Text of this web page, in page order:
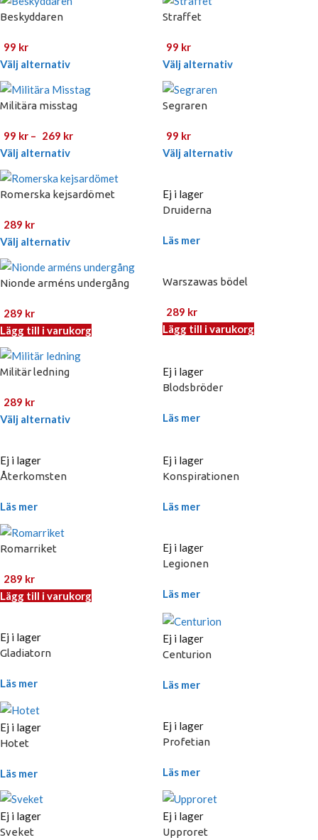
Beskyddaren
99 kr
Välj alternativ
Straffet
99 kr
Välj alternativ
Militära misstag
99 kr – 269 kr
Välj alternativ
Segraren
99 kr
Välj alternativ
Romerska kejsardömet
289 kr
Välj alternativ
Ej i lager
Druiderna
Läs mer
Nionde arméns undergång
289 kr
Lägg till i varukorg
Warszawas bödel
289 kr
Lägg till i varukorg
Militär ledning
289 kr
Välj alternativ
Ej i lager
Blodsbröder
Läs mer
Ej i lager
Återkomsten
Läs mer
Ej i lager
Konspirationen
Läs mer
Romarriket
289 kr
Lägg till i varukorg
Ej i lager
Legionen
Läs mer
Ej i lager
Gladiatorn
Läs mer
Ej i lager
Centurion
Läs mer
Ej i lager
Hotet
Läs mer
Ej i lager
Profetian
Läs mer
Ej i lager
Sveket
Ej i lager
Upproret